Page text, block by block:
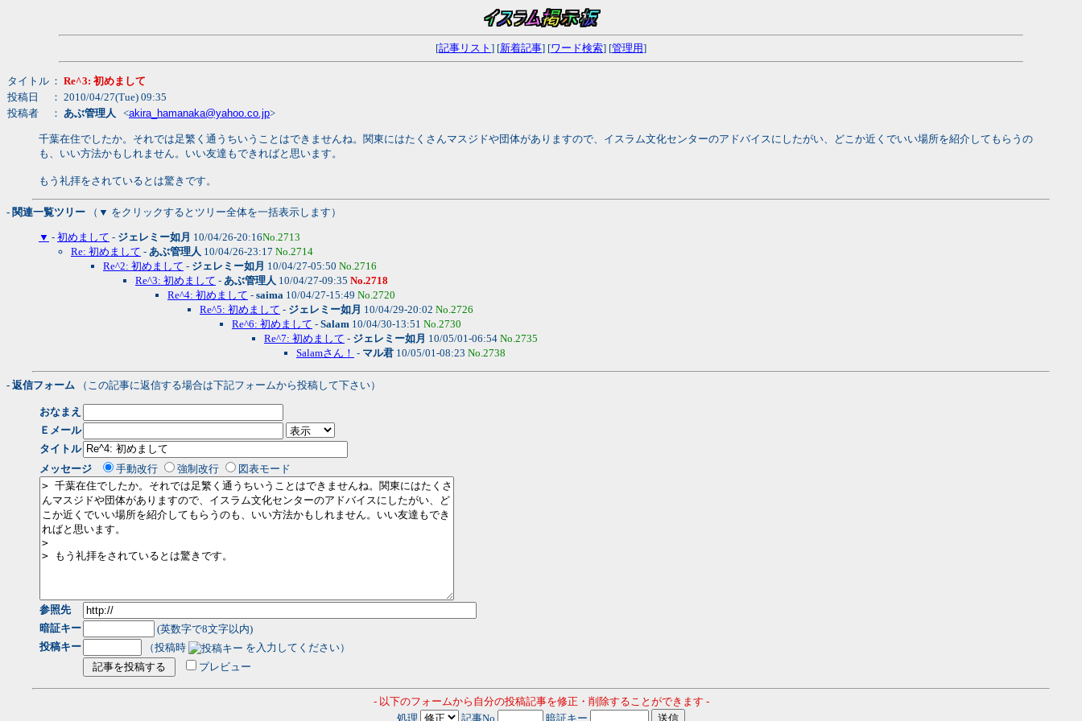
[記事リスト ] [新着記事] [ワード検索] [管理用]
タイトル ： Re^3: 初めまして
投稿日
： 2010/04/27(Tue) 09:35
投稿者
： あぶ管理人 <akira_hamanaka@yahoo.co.jp>
千葉在住でしたか。それでは足繁く通うちいうことはできませんね。関東にはたくさんマスジドや団体がありますので、イスラム文化センターのアドバイスにしたがい、どこか近くでいい場所を紹介してもらうの
も、いい方法かもしれません。いい友達もできればと思います。
もう礼拝をされているとは驚きです。
- 関連一覧ツリー （▼ をクリックするとツリー全体を一括表示します）
▼ - 初めまして - ジェレミー如月 10/04/26-20:16No.2713
Re: 初めまして - あぶ管理人 10/04/26-23:17 No.2714
Re^2: 初めまして - ジェレミー如月 10/04/27-05:50 No.2716
Re^3: 初めまして - あぶ管理人 10/04/27-09:35 No.2718
Re^4: 初めまして - saima 10/04/27-15:49 No.2720
Re^5: 初めまして - ジェレミー如月 10/04/29-20:02 No.2726
Re^6: 初めまして - Salam 10/04/30-13:51 No.2730
Re^7: 初めまして - ジェレミー如月 10/05/01-06:54 No.2735
Salamさん！ - マル君 10/05/01-08:23 No.2738
- 返信フォーム （この記事に返信する場合は下記フォームから投稿して下さい）
おなまえ
Ｅメール
タイトル
メッセージ
手動改行 強制改行 図表モード
参照先
暗証キー
(英数字で8文字以内)
投稿キー
（投稿時
を入力してください）
プレビュー
- 以下のフォームから自分の投稿記事を修正・削除することができます -
処理
記事No 暗証キー